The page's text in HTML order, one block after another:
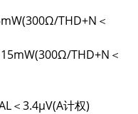
THD+N＜
THD+N＜
＜3.4μV(A计权)